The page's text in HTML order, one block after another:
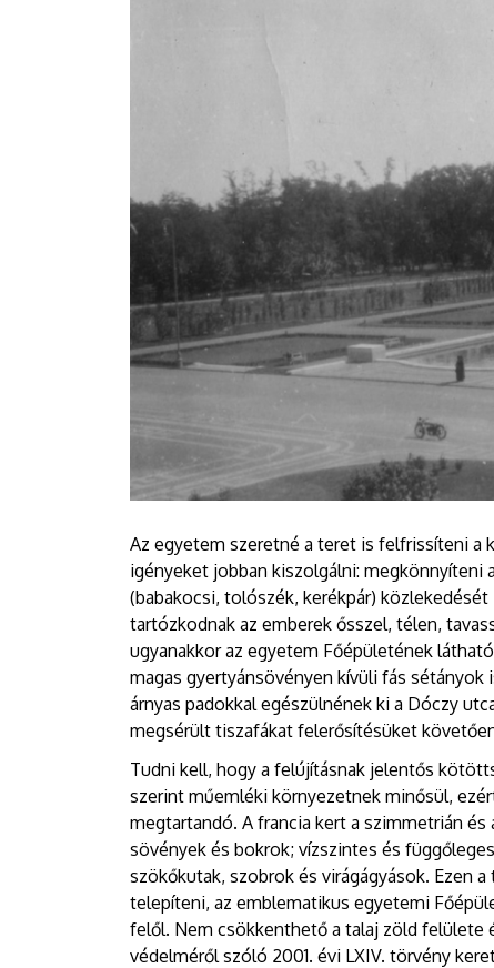
Az egyetem szeretné a teret is felfrissíteni a
igényeket jobban kiszolgálni: megkönnyíteni
(babakocsi, tolószék, kerékpár)
tartózkodnak az emberek ősszel, télen,
ugyanakkor az egyetem Főépületének
magas gyertyánsövényen kívüli fás
árnyas padokkal egészülnének ki a Dóczy
megsérült tiszafákat felerősítésüket
Tudni kell, hogy a felújításnak jelentős
szerint műemléki környezetnek minősül,
megtartandó. A francia kert a szimmetrián
sövények és bokrok; vízszintes és
szökőkutak, szobrok és virágágyások. Ezen
telepíteni, az emblematikus egyetemi
felől. Nem csökkenthető a talaj zöld felülete
védelméről szóló 2001. évi LXIV. törvény